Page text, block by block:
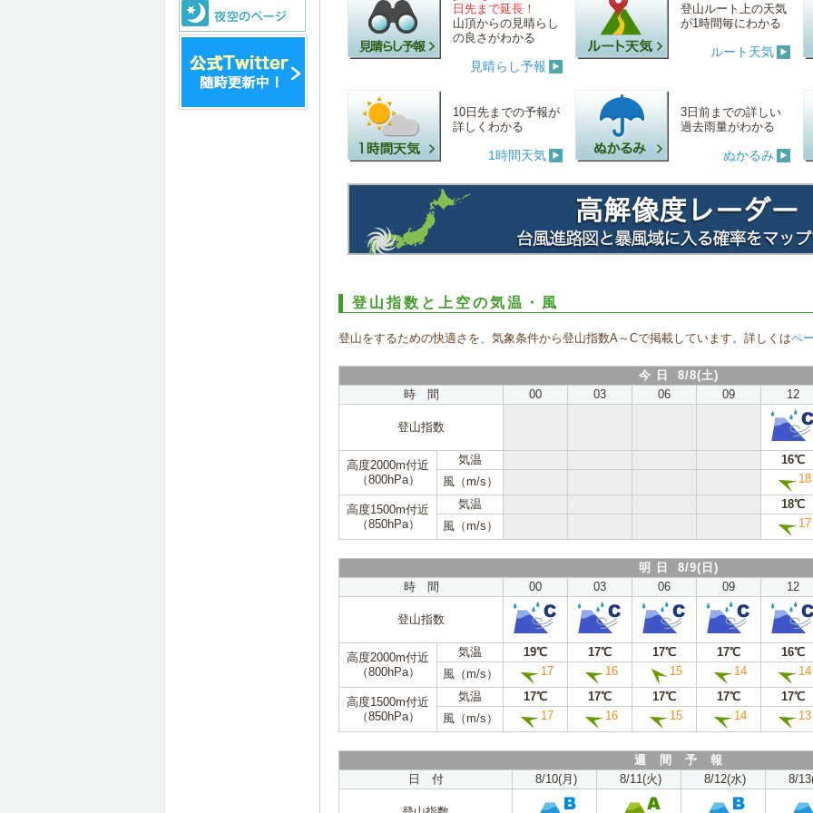
日先まで延長！
山頂からの見晴らし
の良さがわかる
見晴らし予報
登山ルート上の天気
が1時間毎にわかる
ルート天気
10日先までの予報が
詳しくわかる
1時間天気
3日前までの詳しい
過去雨量がわかる
ぬかるみ
登山指数と上空の気温・風
登山をするための快適さを、気象条件から登山指数A～Cで掲載しています。詳しくはペ
今 日 8/8(土)
時 間
00 03 06 09 12
登山指数
高度2000m付近
（800hPa）
気温
16℃
風（m/s）
18
高度1500m付近
（850hPa）
気温
18℃
風（m/s）
17
明 日 8/9(日)
時 間
00 03 06 09 12
登山指数
高度2000m付近
（800hPa）
気温 19℃ 17℃ 17℃ 17℃
16℃
風（m/s）
17 16 15 14 14
高度1500m付近
（850hPa）
気温 17℃ 17℃ 17℃ 17℃
17℃
風（m/s）
17 16 15 14 13
週 間 予 報
日 付
8/10(月) 8/11(火) 8/12(水) 8/